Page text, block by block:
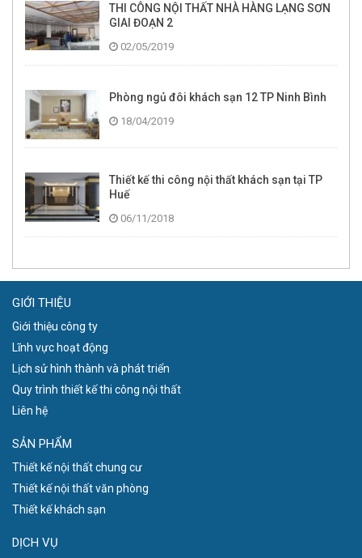
THI CÔNG NỘI THẤT NHÀ HÀNG LẠNG SƠN
GIAI ĐOẠN 2
02/05/2019
Phòng ngủ đôi khách sạn 12 TP Ninh Bình
18/04/2019
Thiết kế thi công nội thất khách sạn tại TP
Huế
06/11/2018
GIỚI THIỆU
Giới thiệu công ty
Lĩnh vực hoạt động
Lịch sử hình thành và phát triển
Quy trình thiết kế thi công nội thất
Liên hệ
SẢN PHẨM
Thiết kế nội thất chung cư
Thiết kế nội thất văn phòng
Thiết kế khách sạn
DỊCH VỤ